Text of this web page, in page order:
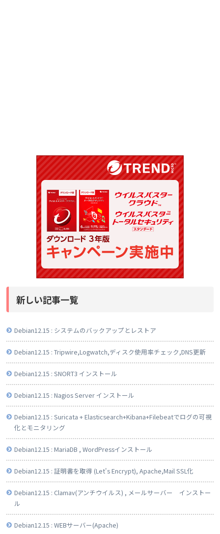
新しい記事一覧
Debian12.15 : システムのバックアップとレストア
Debian12.15 : Tripwire,Logwatch,ディスク使用率チェック,DNS更新
Debian12.15 : SNORT3 インストール
Debian12.15 : Nagios Server インストール
Debian12.15 : Suricata + Elasticsearch+Kibana+Filebeatでログの可視
化とモニタリング
Debian12.15 : MariaDB , WordPressインストール
Debian12.15 : 証明書を取得 (Let's Encrypt), Apache,Mail SSL化
Debian12.15 : Clamav(アンチウイルス) , メールサーバー インストー
ル
Debian12.15 : WEBサーバー(Apache)